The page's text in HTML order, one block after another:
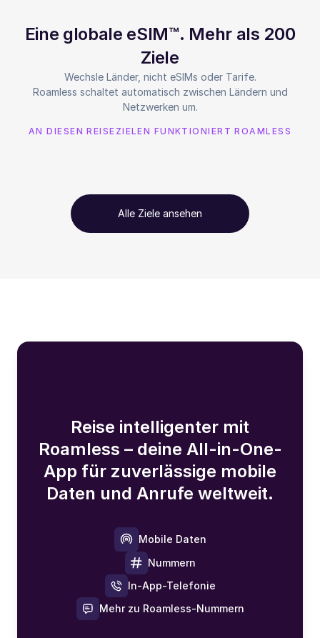
Eine globale eSIM™. Mehr als 200
Ziele
Wechsle Länder, nicht eSIMs oder Tarife.
Roamless schaltet automatisch zwischen Ländern und
Netzwerken um.
AN DIESEN REISEZIELEN FUNKTIONIERT ROAMLESS
Alle Ziele ansehen
Reise intelligenter mit
Roamless – deine All-in-One-
App für zuverlässige mobile
Daten und Anrufe weltweit.
Mobile Daten
Nummern
In-App-Telefonie
Mehr zu Roamless-Nummern